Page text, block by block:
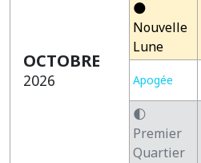
OCTOBRE
2026
🌑
Nouvelle
Lune
Apogée
🌓
Premier
Quartier